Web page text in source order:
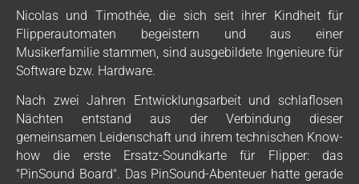
Nicolas und Timothée, die sich seit ihrer Kindheit für
Flipperautomaten begeistern und aus einer
Musikerfamilie stammen, sind ausgebildete Ingenieure für
Software bzw. Hardware.
Nach zwei Jahren Entwicklungsarbeit und schlaflosen
Nächten entstand aus der Verbindung dieser
gemeinsamen Leidenschaft und ihrem technischen Know-
how die erste Ersatz-Soundkarte für Flipper: das
"PinSound Board". Das PinSound-Abenteuer hatte gerade